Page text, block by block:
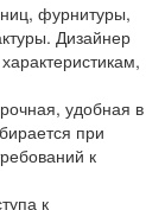
фурнитуры,
Дизайнер
удобная в
при
к
к